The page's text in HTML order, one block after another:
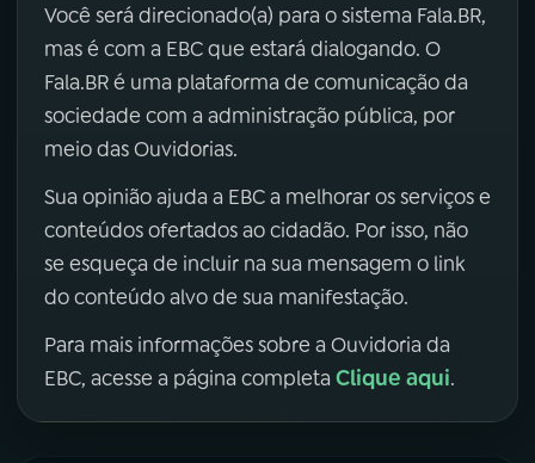
Você será direcionado(a) para o sistema Fala.BR,
mas é com a EBC que estará dialogando. O
Fala.BR é uma plataforma de comunicação da
sociedade com a administração pública, por
meio das Ouvidorias.
Sua opinião ajuda a EBC a melhorar os serviços e
conteúdos ofertados ao cidadão. Por isso, não
se esqueça de incluir na sua mensagem o link
do conteúdo alvo de sua manifestação.
Para mais informações sobre a Ouvidoria da
EBC, acesse a página completa Clique aqui.